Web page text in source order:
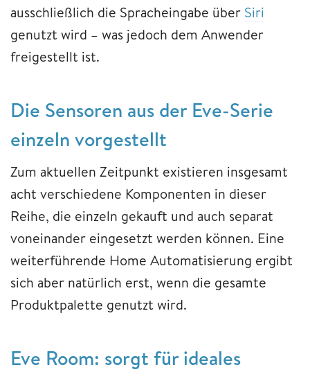
ausschließlich die Spracheingabe über Siri
genutzt wird – was jedoch dem Anwender
freigestellt ist.
Die Sensoren aus der Eve-Serie
einzeln vorgestellt
Zum aktuellen Zeitpunkt existieren insgesamt
acht verschiedene Komponenten in dieser
Reihe, die einzeln gekauft und auch separat
voneinander eingesetzt werden können. Eine
weiterführende Home Automatisierung ergibt
sich aber natürlich erst, wenn die gesamte
Produktpalette genutzt wird.
Eve Room: sorgt für ideales